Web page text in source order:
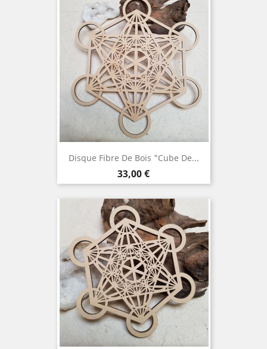
Disque Fibre De Bois "Cube De...
Prix
33,00 €